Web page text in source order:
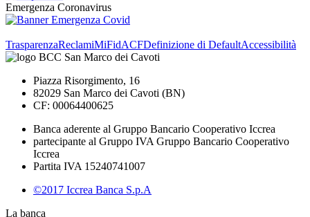
Emergenza Coronavirus
TrasparenzaReclamiMiFidACFDefinizione di DefaultAccessibilità
Piazza Risorgimento, 16
82029 San Marco dei Cavoti (BN)
CF: 00064400625
Banca aderente al Gruppo Bancario Cooperativo Iccrea
partecipante al Gruppo IVA Gruppo Bancario Cooperativo
Iccrea
Partita IVA 15240741007
©2017 Iccrea Banca S.p.A
La banca